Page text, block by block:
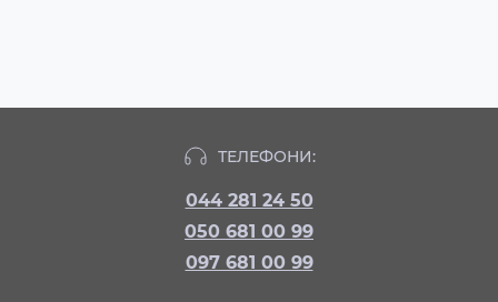
ТЕЛЕФОНИ:
044 281 24 50
050 681 00 99
097 681 00 99